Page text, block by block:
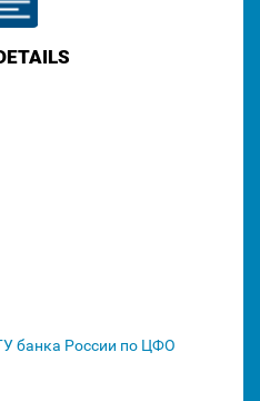
банка России по ЦФО